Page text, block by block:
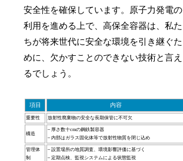
安全性を確保しています。原子力発電の
利用を進める上で、高保全容器は、私た
ちが将来世代に安全な環境を引き継ぐた
めに、欠かすことのできない技術と言え
るでしょう。
項目 内容
重要性 放射性廃棄物の安全な長期保管に不可欠
構造
– 厚さ数十cmの鋼鉄製容器
– 内部はガラス固化体等で放射性物質を閉じ込め
管理体
制
– 設置場所の地質調査、環境影響評価に基づく
– 定期点検、監視システムによる状態監視